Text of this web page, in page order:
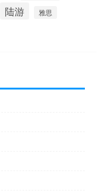
陆游 雅思